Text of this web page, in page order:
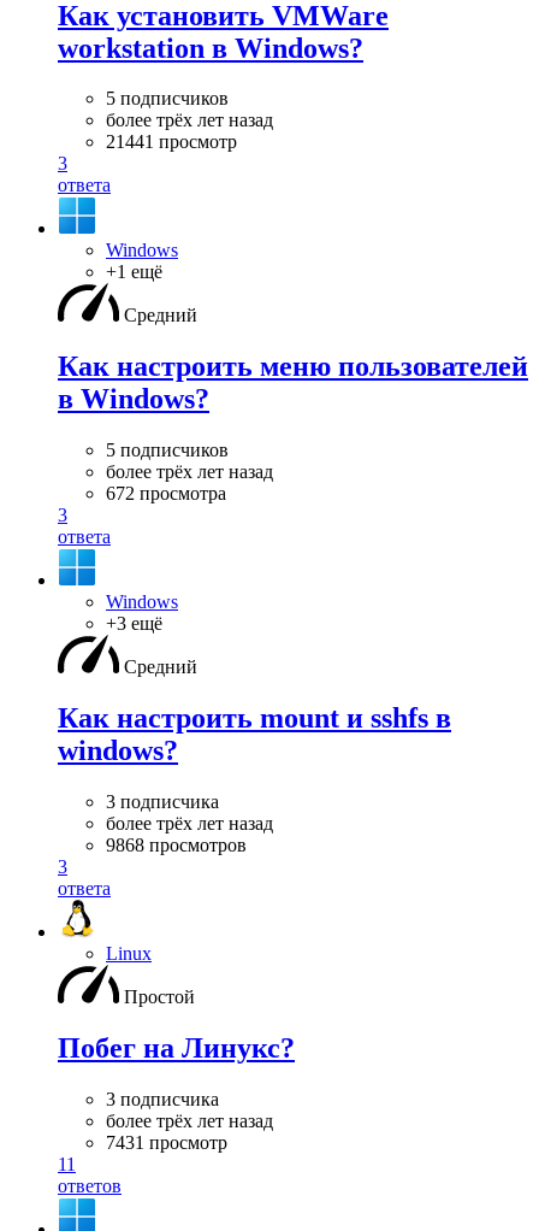
Как установить VMWare
workstation в Windows?
5 подписчиков
более трёх лет назад
21441 просмотр
3
ответа
Windows
+1 ещё
Средний
Как настроить меню пользователей
в Windows?
5 подписчиков
более трёх лет назад
672 просмотра
3
ответа
Windows
+3 ещё
Средний
Как настроить mount и sshfs в
windows?
3 подписчика
более трёх лет назад
9868 просмотров
3
ответа
Linux
Простой
Побег на Линукс?
3 подписчика
более трёх лет назад
7431 просмотр
11
ответов